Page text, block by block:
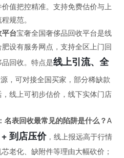
值把控精准。支持免费估价与上
规范。
台宝奢全国奢侈品回收平台是线
设有服务网点，支持全区上门回
回收。特点是线上引流、全
，可对接全国买家，部分稀缺款
线上可初步估价，线下实体门店
名表回收最常见的陷阱是什么？A
到店压价，线上报远高于行情
老化、缺附件等理由大幅砍价；